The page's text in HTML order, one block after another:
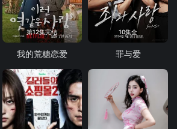
第12集完结
我的荒糖恋爱
10集全
罪与爱